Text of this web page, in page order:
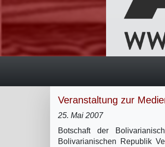
Veranstaltung zur
25. Mai 2007
Botschaft der
Bolivarianischen Republik